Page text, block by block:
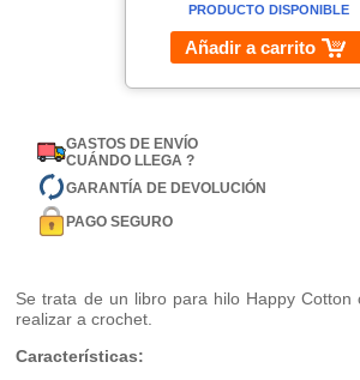
PRODUCTO DISPONIBLE
Añadir a carrito
GASTOS DE ENVÍO
CUÁNDO LLEGA ?
GARANTÍA DE DEVOLUCIÓN
PAGO SEGURO
Se trata de un libro para hilo Happy Cotton
realizar a crochet.
Características: